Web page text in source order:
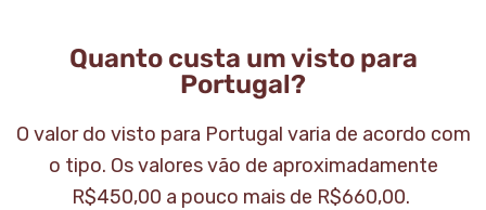
Quanto custa um visto para
Portugal?
O valor do visto para Portugal varia de acordo com
o tipo. Os valores vão de aproximadamente
R$450,00 a pouco mais de R$660,00.